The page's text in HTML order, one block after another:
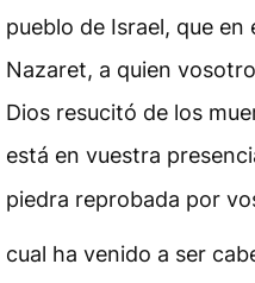
pueblo de Israel, que
Nazaret, a quien
Dios resucitó de los
está en vuestra
piedra reprobada por
cual ha venido a ser